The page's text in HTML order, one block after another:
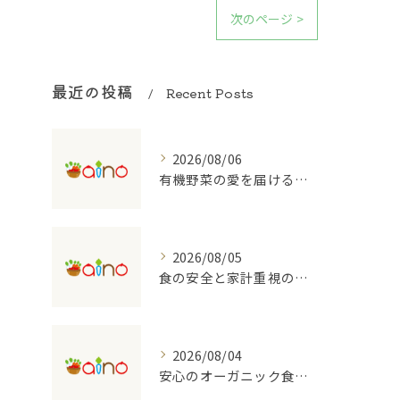
次のページ >
最近の投稿 Recent Posts
2026/08/06
有機野菜の愛を届ける宅配の魅力
2026/08/05
食の安全と家計重視の有機野菜宅配を大阪府で始めるコツ
2026/08/04
安心のオーガニック食品を支える宅配のしくみ